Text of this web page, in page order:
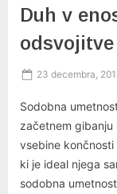
Duh v
odsvojitve
Posted
23 decembra,
Sodobna
začetnem
vsebine
ki je ideal njega
sodobna